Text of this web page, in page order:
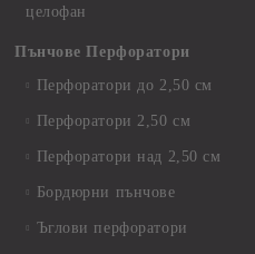
целофан
Пънчове Перфоратори
Перфоратори до 2,50 см
Перфоратори 2,50 см
Перфоратори над 2,50 см
Бордюрни пънчове
Ъглови перфоратори